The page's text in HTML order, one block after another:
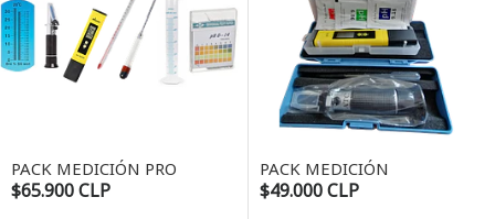
PACK MEDICIÓN PRO
$65.900 CLP
PACK MEDICIÓN
$49.000 CLP